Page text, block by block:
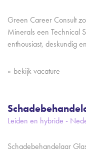
Green Career Consult
Minerals een Technical
enthousiast, deskundig
bekijk vacature
Leiden en hybride -
Schadebehandelaar